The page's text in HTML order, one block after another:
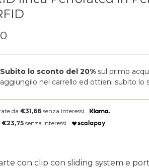
Subito lo sconto del 20% sul primo
aggiungilo nel carrello ed ottieni subito lo
da €31,66 senza interessi.
€23,75 senza interessi.
con clip con sliding system e